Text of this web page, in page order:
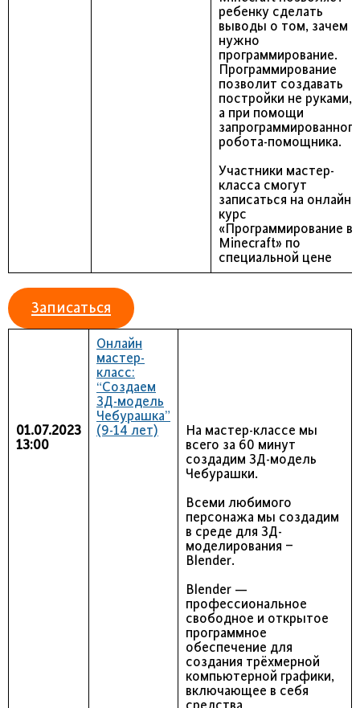
ребенку сделать
выводы о том, зачем
нужно
программирование.
Программирование
позволит создавать
постройки не руками,
а при помощи
запрограммированного
робота-помощника.
Участники мастер-
класса смогут
записаться на онлайн-
курс
«Программирование в
Minecraft» по
специальной цене
Записаться
01.07.2023
13:00
Онлайн
мастер-
класс:
“Создаем
3Д-модель
Чебурашка”
(9-14 лет)
На мастер-классе мы
всего за 60 минут
создадим 3Д-модель
Чебурашки.
Всеми любимого
персонажа мы создадим
в среде для 3Д-
моделирования –
Blender.
Blender —
профессиональное
свободное и открытое
программное
обеспечение для
создания трёхмерной
компьютерной графики,
включающее в себя